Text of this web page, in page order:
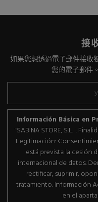
接
如果您想透過電子郵件接收
您的電子郵件
Información Básica en
"SABINA STORE, S.L.".
Legitimación:
está prevista la cesión
internacional de datos.
rectificar, suprimir,
tratamiento. Información
en el